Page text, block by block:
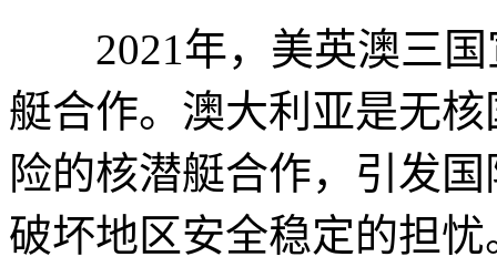
2021年，美英澳三国
艇合作。澳大利亚是无
险的核潜艇合作，引发
破坏地区安全稳定的担忧